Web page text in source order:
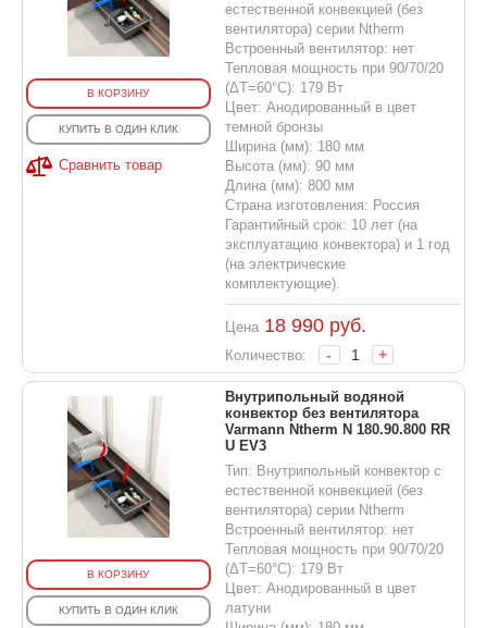
В КОРЗИНУ
КУПИТЬ В ОДИН КЛИК
Сравнить товар
естественной конвекцией (без
вентилятора) серии Ntherm
Встроенный вентилятор: нет
Тепловая мощность при 90/70/20
(ΔT=60°C): 179 Вт
Цвет: Анодированный в цвет
темной бронзы
Ширина (мм): 180 мм
Высота (мм): 90 мм
Длина (мм): 800 мм
Страна изготовления: Россия
Гарантийный срок: 10 лет (на
эксплуатацию конвектора) и 1 год
(на электрические
комплектующие).
Цена 18 990руб.
Количество: - +
В КОРЗИНУ
КУПИТЬ В ОДИН КЛИК
Внутрипольный водяной
конвектор без вентилятора
Varmann Ntherm N 180.90.800 RR
U EV3
Тип: Внутрипольный конвектор с
естественной конвекцией (без
вентилятора) серии Ntherm
Встроенный вентилятор: нет
Тепловая мощность при 90/70/20
(ΔT=60°C): 179 Вт
Цвет: Анодированный в цвет
латуни